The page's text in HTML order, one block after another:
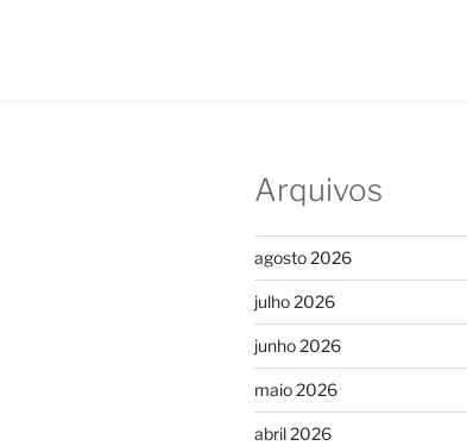
Arquivos
agosto 2026
julho 2026
junho 2026
maio 2026
abril 2026